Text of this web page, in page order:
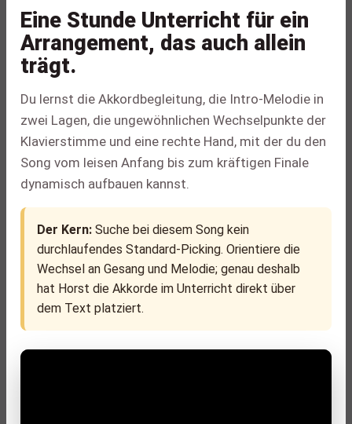
Eine Stunde Unterricht für ein
Arrangement, das auch allein
trägt.
Du lernst die Akkordbegleitung, die Intro-Melodie in
zwei Lagen, die ungewöhnlichen Wechselpunkte der
Klavierstimme und eine rechte Hand, mit der du den
Song vom leisen Anfang bis zum kräftigen Finale
dynamisch aufbauen kannst.
Der Kern: Suche bei diesem Song kein
durchlaufendes Standard-Picking. Orientiere die
Wechsel an Gesang und Melodie; genau deshalb
hat Horst die Akkorde im Unterricht direkt über
dem Text platziert.